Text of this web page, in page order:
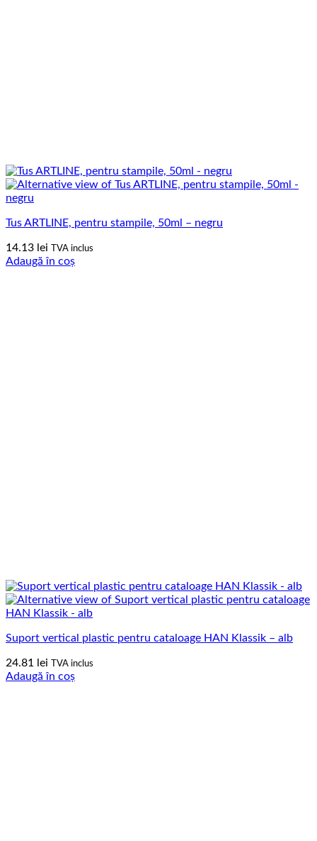
Tus ARTLINE, pentru stampile, 50ml – negru
14.13 lei TVA inclus
Adaugă în coș
Suport vertical plastic pentru cataloage HAN Klassik – alb
24.81 lei TVA inclus
Adaugă în coș